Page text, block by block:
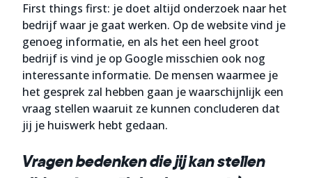
First things first: je doet altijd onderzoek naar het
bedrijf waar je gaat werken. Op de website vind je
genoeg informatie, en als het een heel groot
bedrijf is vind je op Google misschien ook nog
interessante informatie. De mensen waarmee je
het gesprek zal hebben gaan je waarschijnlijk een
vraag stellen waaruit ze kunnen concluderen dat
jij je huiswerk hebt gedaan.
Vragen bedenken die jij kan stellen